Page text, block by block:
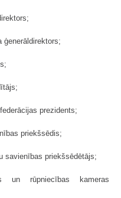
ģenerāldirektors;
prezidents;
priekšsēdis;
savienības priekšsēdētājs;
un rūpniecības kameras